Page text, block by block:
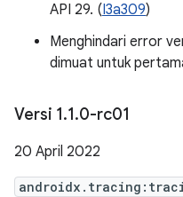
API 29. (I3a309)
Menghindari error
dimuat untuk
Versi 1.1.0-rc01
20 April 2022